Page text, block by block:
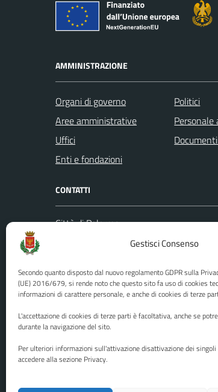
Gestisci Consenso
Secondo quanto disposto dal nuovo regolamento GDPR sulla
(UE) 2016/679, si rende noto che questo sito fa uso di cookies
informazioni di carattere personale, e anche di cookies di terze
L'accettazione di cookies di terze parti è facoltativa, anche se
durante la navigazione del sito.
Per ulteriori informazioni sull'attivazione disattivazione dei
accedere alla sezione Privacy.
AMMINISTRAZIONE
Organi di governo
Aree amministrative
Uffici
Enti e fondazioni
Politici
CONTATTI
Città di Palermo
Codice fiscale / P. IVA:80016350821
U.O. Ufficio Relazioni con il Pubblico
(URP)
Numero verde: 0917401111
PEC:protocollo@cert.comune.palermo.it